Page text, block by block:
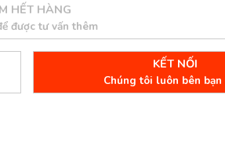
HẾT HÀNG
được tư vấn thêm
KẾT NỐI
Chúng tôi luôn bên bạn